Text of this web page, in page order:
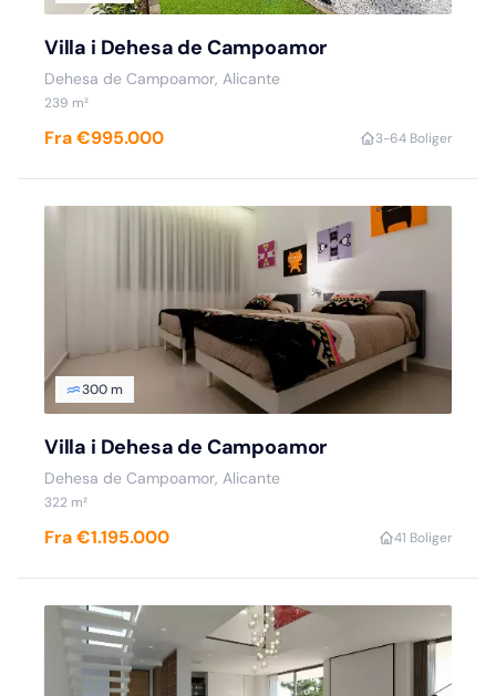
Villa i Dehesa de Campoamor
Dehesa de Campoamor, Alicante
239 m²
Fra €995.000 3-64 Boliger
300 m
Villa i Dehesa de Campoamor
Dehesa de Campoamor, Alicante
322 m²
Fra €1.195.000 41 Boliger